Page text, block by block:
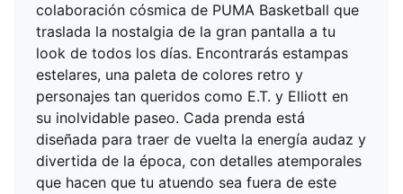
colaboración cósmica de PUMA Basketball que
traslada la nostalgia de la gran pantalla a tu
look de todos los días. Encontrarás estampas
estelares, una paleta de colores retro y
personajes tan queridos como E.T. y Elliott en
su inolvidable paseo. Cada prenda está
diseñada para traer de vuelta la energía audaz y
divertida de la época, con detalles atemporales
que hacen que tu atuendo sea fuera de este